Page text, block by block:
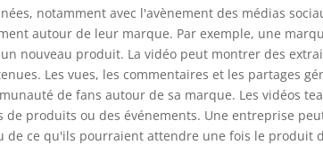
notamment avec l'avènement des médias
autour de leur marque. Par exemple, une
nouveau produit. La vidéo peut montrer des
Les vues, les commentaires et les partages
de fans autour de sa marque. Les vidéos
produits ou des événements. Une entreprise
ce qu'ils pourraient attendre une fois le produit